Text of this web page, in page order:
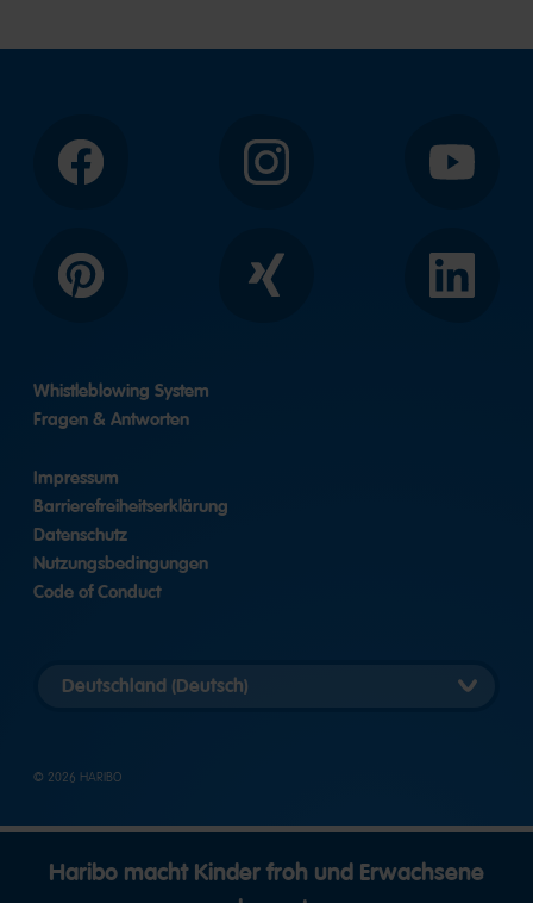
Facebook Instagram YouTube
Pinterest Xing LinkedIn
Whistleblowing System
Fragen & Antworten
Impressum
Barrierefreiheitserklärung
Datenschutz
Nutzungsbedingungen
Code of Conduct
Länderversion
auswählen
© 2026 HARIBO
Haribo macht Kinder froh und Erwachsene